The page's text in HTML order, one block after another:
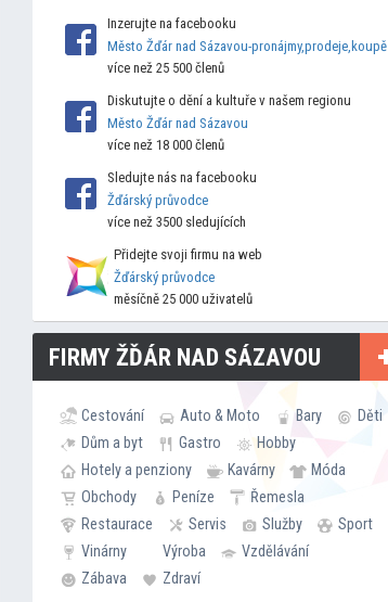
Inzerujte na facebooku
Město Žďár nad Sázavou-pronájmy,prodeje,koupě
více než 25 500 členů
Diskutujte o dění a kultuře v našem regionu
Město Žďár nad Sázavou
více než 18 000 členů
Sledujte nás na facebooku
Žďárský průvodce
více než 3500 sledujících
Přidejte svoji firmu na web
Žďárský průvodce
měsíčně 25 000 uživatelů
FIRMY ŽĎÁR NAD SÁZAVOU
Cestování Auto & Moto Bary
Děti
Dům a byt
Gastro
Hobby
Hotely a penziony
Kavárny
Móda
Obchody
Peníze
Řemesla
Restaurace
Servis Služby
Sport
Vinárny
Výroba
Vzdělávání
Zábava
Zdraví